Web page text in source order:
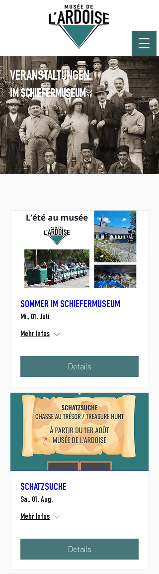
SOMMER IM SCHIEFERMUSEUM
Mi., 01. Juli
Mehr Infos
Details
SCHATZSUCHE
Sa., 01. Aug.
Mehr Infos
Details
VERANSTALTUNGEN
IM SCHIEFERMUSEUM